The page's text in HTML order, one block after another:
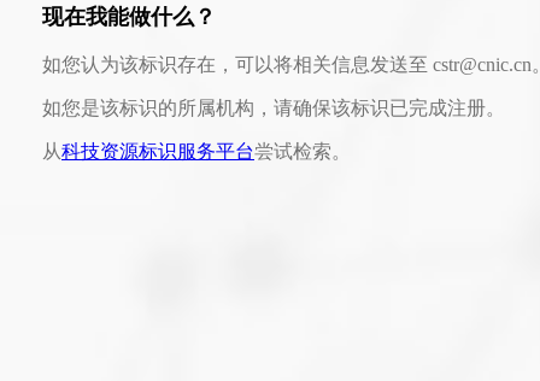
现在我能做什么？
如您认为该标识存在，可以将相关信息发送至 cstr@cnic.cn
如您是该标识的所属机构，请确保该标识已完成注册。
从科技资源标识服务平台尝试检索。